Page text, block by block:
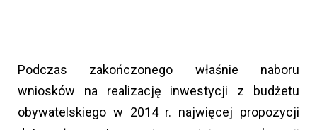
Podczas zakończonego właśnie naboru
wniosków na realizację inwestycji z budżetu
obywatelskiego w 2014 r. najwięcej propozycji